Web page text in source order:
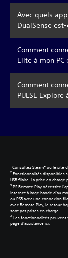
Avec quels
DualSense
Comment
Elite à mon
Comment
PULSE
1 Consultez Steam® ou le site
2 Fonctionnalités disponibles
USB filaire. La prise en charge
3 PS Remote Play nécessite
Internet à large bande d'au
ou PS5 avec une connexion
avec Remote Play, le retour
sont pas prises en charge.
4 Les fonctionnalités peuvent
page d'assistance ici.